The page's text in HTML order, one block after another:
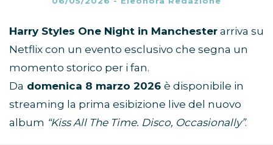
Harry Styles One Night in Manchester arriva su
Netflix con un evento esclusivo che segna un
momento storico per i fan.
Da domenica 8 marzo 2026 è disponibile in
streaming la prima esibizione live del nuovo
album “Kiss All The Time. Disco, Occasionally”.